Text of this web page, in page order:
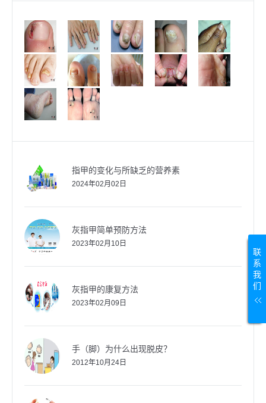
指甲的变化与所缺乏的营养素
2024年02月02日
灰指甲简单预防方法
2023年02月10日
灰指甲的康复方法
2023年02月09日
手（脚）为什么出现脱皮？
2012年10月24日
联
系
我
们